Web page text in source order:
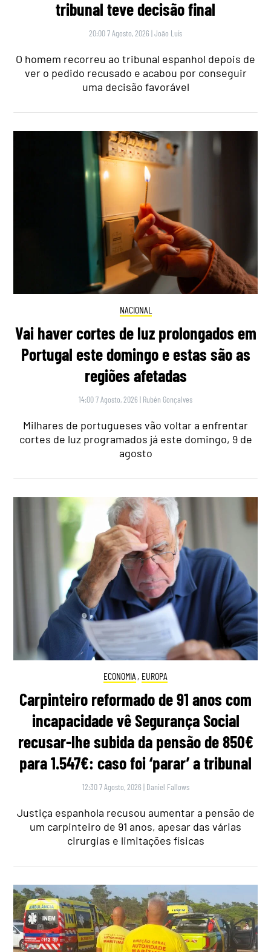
tribunal teve decisão final
20:00 7 Agosto, 2026 |João Luís
O homem recorreu ao tribunal espanhol depois de
ver o pedido recusado e acabou por conseguir
uma decisão favorável
NACIONAL
Vai haver cortes de luz prolongados em
Portugal este domingo e estas são as
regiões afetadas
14:00 7 Agosto, 2026 | Rubén Gonçalves
Milhares de portugueses vão voltar a enfrentar
cortes de luz programados já este domingo, 9 de
agosto
ECONOMIA , EUROPA
Carpinteiro reformado de 91 anos com
incapacidade vê Segurança Social
recusar-lhe subida da pensão de 850€
para 1.547€: caso foi ‘parar’ a tribunal
12:30 7 Agosto, 2026 | Daniel Fallows
Justiça espanhola recusou aumentar a pensão de
um carpinteiro de 91 anos, apesar das várias
cirurgias e limitações físicas